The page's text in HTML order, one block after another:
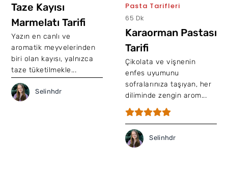
Taze Kayısı
Marmelatı Tarifi
Yazın en canlı ve
aromatik meyvelerinden
biri olan kayısı, yalnızca
taze tüketilmekle...
Selinhdr
Pasta Tarifleri
65 Dk
Karaorman Pastası
Tarifi
Çikolata ve vişnenin
enfes uyumunu
sofralarınıza taşıyan, her
diliminde zengin arom...
Selinhdr